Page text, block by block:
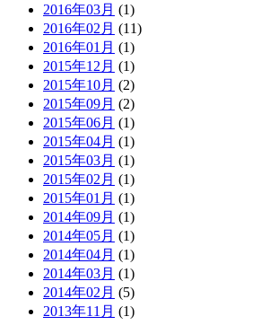
2016年03月 (1)
2016年02月 (11)
2016年01月 (1)
2015年12月 (1)
2015年10月 (2)
2015年09月 (2)
2015年06月 (1)
2015年04月 (1)
2015年03月 (1)
2015年02月 (1)
2015年01月 (1)
2014年09月 (1)
2014年05月 (1)
2014年04月 (1)
2014年03月 (1)
2014年02月 (5)
2013年11月 (1)